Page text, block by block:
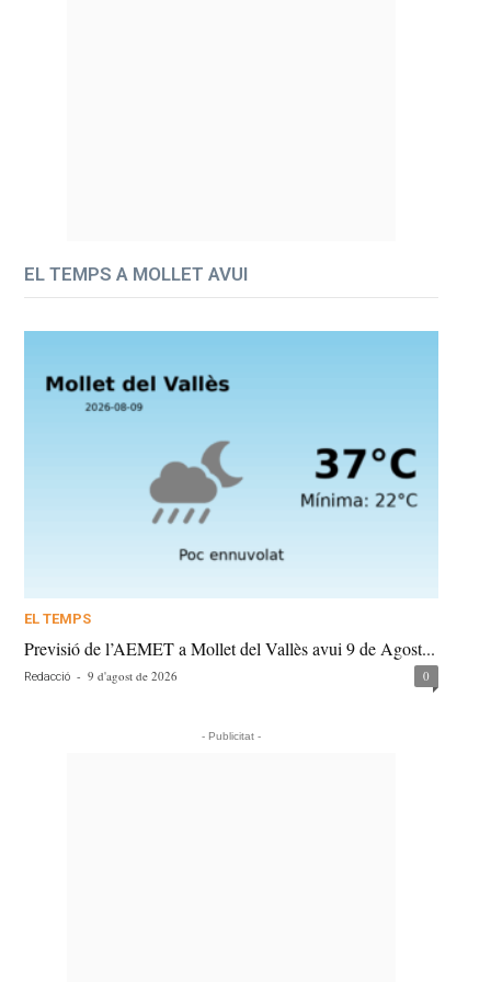
EL TEMPS A MOLLET AVUI
EL TEMPS
Previsió de l’AEMET a Mollet del Vallès avui 9 de Agost...
Redacció - 9 d'agost de 2026 0
- Publicitat -